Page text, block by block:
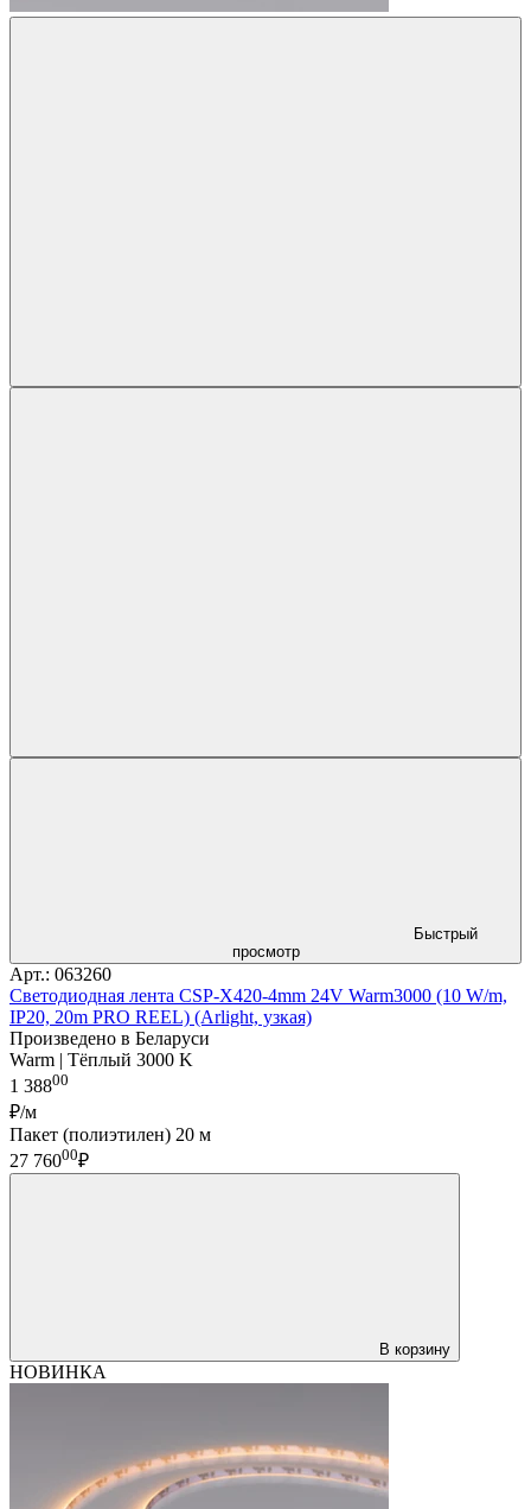
Быстрый
просмотр
Арт.: 063260
Светодиодная лента CSP-X420-4mm 24V Warm3000 (10 W/m,
IP20, 20m PRO REEL) (Arlight, узкая)
Произведено в Беларуси
Warm | Тёплый 3000 K
1 38800
₽/м
Пакет (полиэтилен) 20 м
27 76000₽
В корзину
НОВИНКА